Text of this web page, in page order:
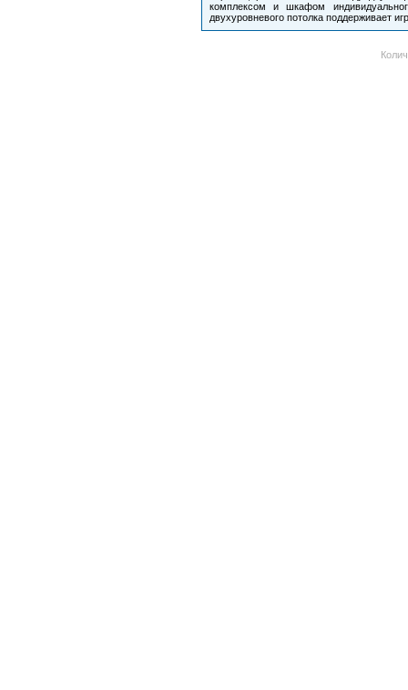
комплексом и шкафом
двухуровневого потолка поддерживает